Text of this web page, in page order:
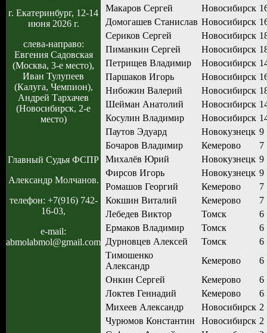
г. Екатеринбург, 12-14
июня 2026 г.
слева-направо:
Евгения Садовская
(Москва, 3-е место),
Иван Тулупеев
(Калуга, Чемпион),
Андрей Тархачев
(Новосибирск, 2-е
место)
Главный Судья ФСПР
Александр Молчанов.
телефон: +7(916) 742-
16-03,
e-mail:
abmolabmol@gmail.com
Макаров Сергей
Новосибирск
Домогашев Станислав Новосибирск
Сериков Сергей
Новосибирск
Пиманкин Сергей
Новосибирск
Петрищев Владимир
Новосибирск
Паршаков Игорь
Новосибирск
Нибожин Валерий
Новосибирск
Шейман Анатолий
Новосибирск
Косулин Владимир
Новосибирск
Паутов Эдуард
Новокузнецк 9
Бочаров Владимир
Кемерово
7
Михалёв Юрий
Новокузнецк 9
Фирсов Игорь
Новокузнецк 9
Ромашов Георгий
Кемерово
7
Кокшин Виталий
Кемерово
7
Лебедев Виктор
Томск
6
Ермаков Владимир
Томск
6
Дурновцев Алексей
Томск
6
Тимошенко
Александр
Кемерово
6
Онкин Сергей
Кемерово
6
Локтев Геннадий
Кемерово
6
Михеев Александр
Новосибирск 2
Чурюмов Константин
Новосибирск 2